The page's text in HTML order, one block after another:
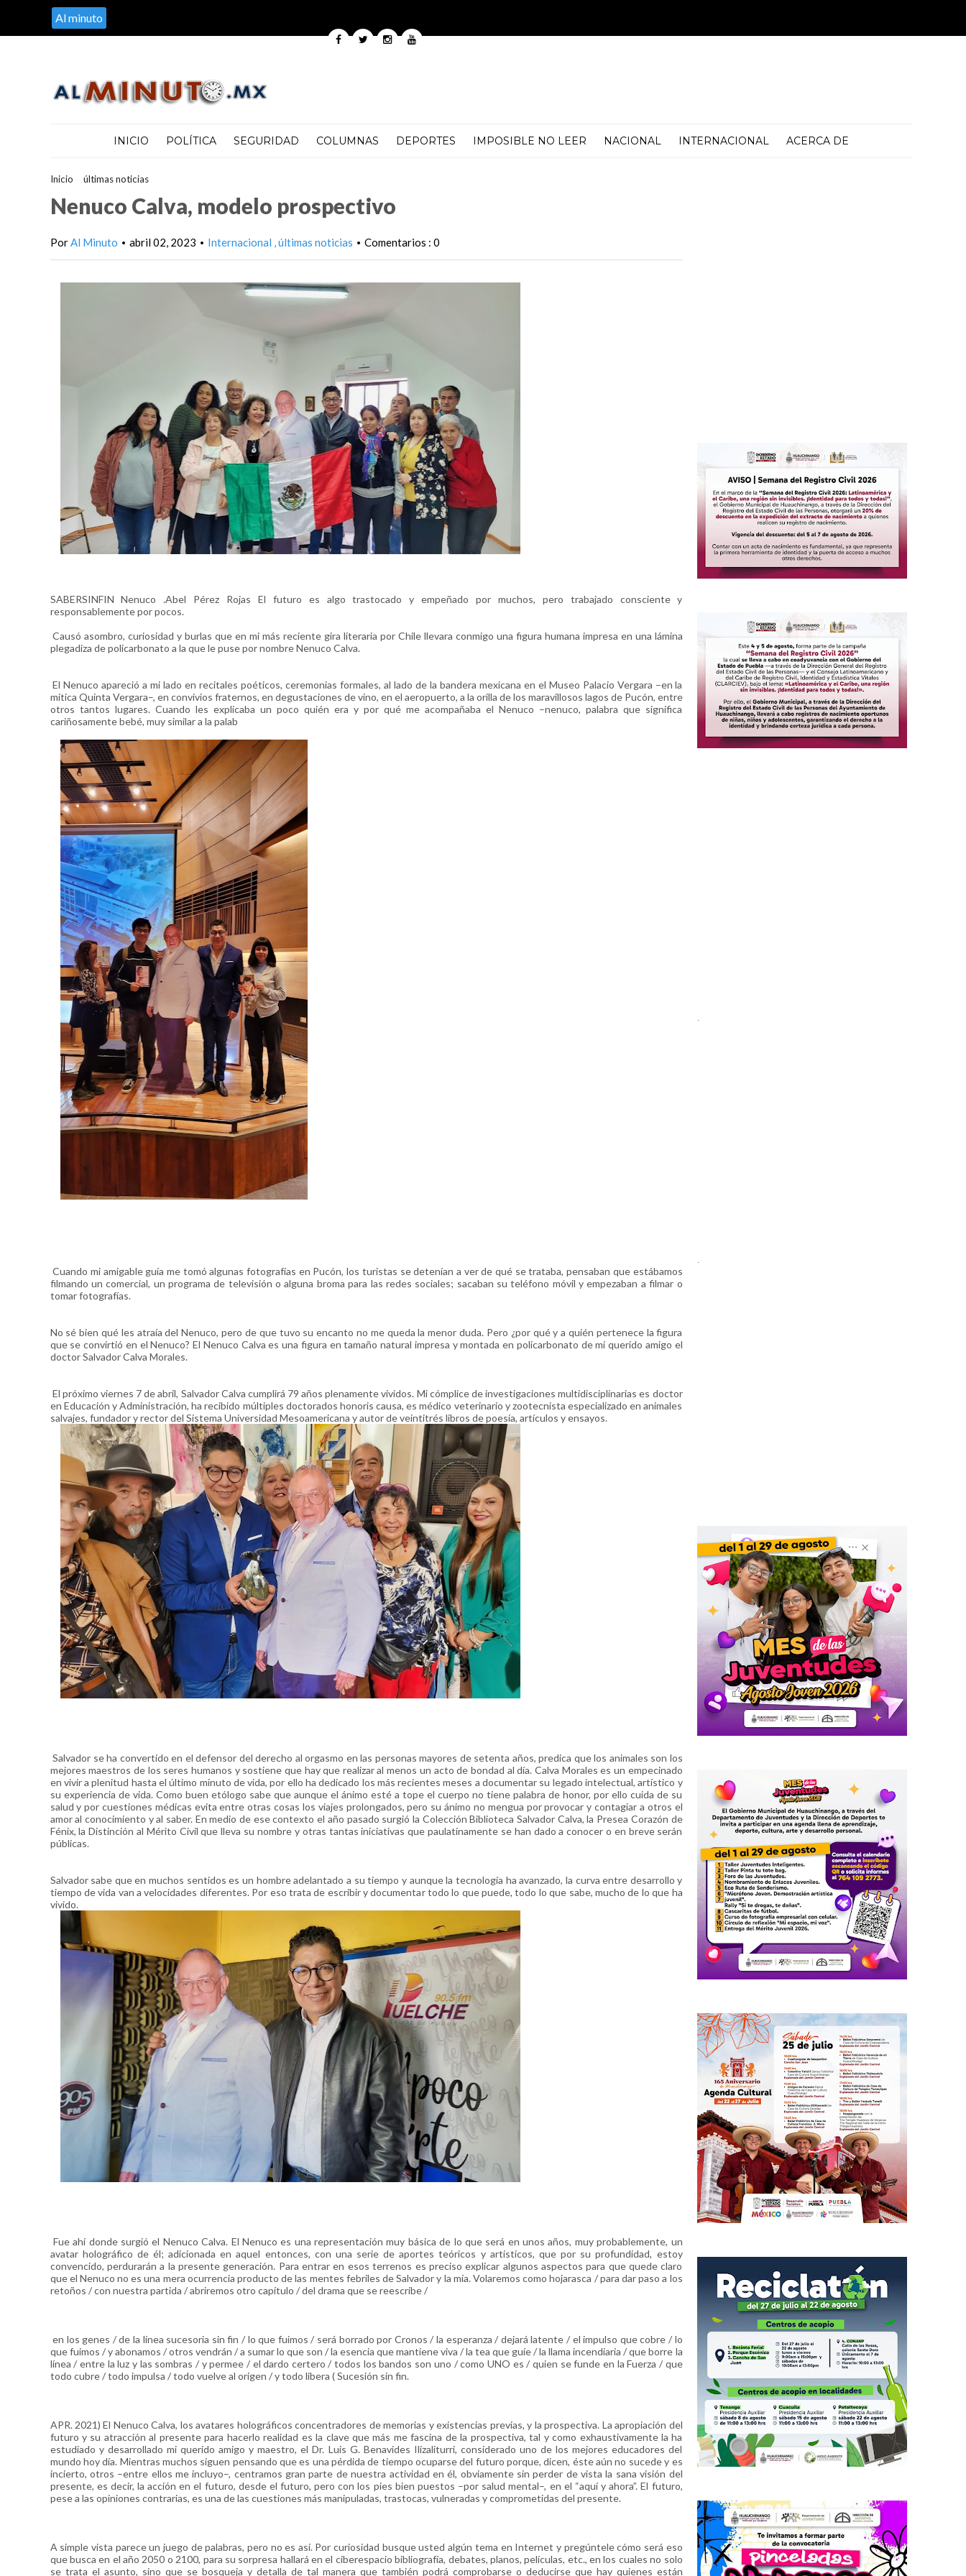
Al minuto
INICIO POLÍTICA SEGURIDAD COLUMNAS DEPORTES IMPOSIBLE NO LEER NACIONAL INTERNACIONAL ACERCA DE
Inicio últimas noticias>
Nenuco Calva, modelo prospectivo
PorAl Minuto • abril 02, 2023 • Internacional últimas noticias • Comentarios : 0
SABERSINFIN Nenuco .Abel Pérez Rojas El futuro es algo trastocado y empeñado por muchos, pero trabajado consciente y
responsablemente por pocos.
Causó asombro, curiosidad y burlas que en mi más reciente gira literaria por Chile llevara conmigo una figura humana impresa en una lámina
plegadiza de policarbonato a la que le puse por nombre Nenuco Calva.
El Nenuco apareció a mi lado en recitales poéticos, ceremonias formales, al lado de la bandera mexicana en el Museo Palacio Vergara –en la
mítica Quinta Vergara–, en convivios fraternos, en degustaciones de vino, en el aeropuerto, a la orilla de los maravillosos lagos de Pucón, entre
otros tantos lugares. Cuando les explicaba un poco quién era y por qué me acompañaba el Nenuco –nenuco, palabra que significa
cariñosamente bebé, muy similar a la palab
Cuando mi amigable guía me tomó algunas fotografías en Pucón, los turistas se detenían a ver de qué se trataba, pensaban que estábamos
filmando un comercial, un programa de televisión o alguna broma para las redes sociales; sacaban su teléfono móvil y empezaban a filmar o
tomar fotografías.
No sé bien qué les atraía del Nenuco, pero de que tuvo su encanto no me queda la menor duda. Pero ¿por qué y a quién pertenece la figura
que se convirtió en el Nenuco? El Nenuco Calva es una figura en tamaño natural impresa y montada en policarbonato de mi querido amigo el
doctor Salvador Calva Morales.
El próximo viernes 7 de abril, Salvador Calva cumplirá 79 años plenamente vividos. Mi cómplice de investigaciones multidisciplinarias es doctor
en Educación y Administración, ha recibido múltiples doctorados honoris causa, es médico veterinario y zootecnista especializado en animales
salvajes, fundador y rector del Sistema Universidad Mesoamericana y autor de veintitrés libros de poesía, artículos y ensayos.
Salvador se ha convertido en el defensor del derecho al orgasmo en las personas mayores de setenta años, predica que los animales son los
mejores maestros de los seres humanos y sostiene que hay que realizar al menos un acto de bondad al día. Calva Morales es un empecinado
en vivir a plenitud hasta el último minuto de vida, por ello ha dedicado los más recientes meses a documentar su legado intelectual, artístico y
su experiencia de vida. Como buen etólogo sabe que aunque el ánimo esté a tope el cuerpo no tiene palabra de honor, por ello cuida de su
salud y por cuestiones médicas evita entre otras cosas los viajes prolongados, pero su ánimo no mengua por provocar y contagiar a otros el
amor al conocimiento y al saber. En medio de ese contexto el año pasado surgió la Colección Biblioteca Salvador Calva, la Presea Corazón de
Fénix, la Distinción al Mérito Civil que lleva su nombre y otras tantas iniciativas que paulatinamente se han dado a conocer o en breve serán
públicas.
Salvador sabe que en muchos sentidos es un hombre adelantado a su tiempo y aunque la tecnología ha avanzado, la curva entre desarrollo y
tiempo de vida van a velocidades diferentes. Por eso trata de escribir y documentar todo lo que puede, todo lo que sabe, mucho de lo que ha
vivido.
Fue ahí donde surgió el Nenuco Calva. El Nenuco es una representación muy básica de lo que será en unos años, muy probablemente, un
avatar holográfico de él; adicionada en aquel entonces, con una serie de aportes teóricos y artísticos, que por su profundidad, estoy
convencido, perdurarán a la presente generación. Para entrar en esos terrenos es preciso explicar algunos aspectos para que quede claro
que el Nenuco no es una mera ocurrencia producto de las mentes febriles de Salvador y la mía. Volaremos como hojarasca / para dar paso a los
retoños / con nuestra partida / abriremos otro capítulo / del drama que se reescribe /
en los genes / de la línea sucesoria sin fin / lo que fuimos / será borrado por Cronos / la esperanza / dejará latente / el impulso que cobre / lo
que fuimos / y abonamos / otros vendrán / a sumar lo que son / la esencia que mantiene viva / la tea que guíe / la llama incendiaria / que borre la
línea / entre la luz y las sombras / y permee / el dardo certero / todos los bandos son uno / como UNO es / quien se funde en la Fuerza / que
todo cubre / todo impulsa / todo vuelve al origen / y todo libera ( Sucesión sin fin.
APR. 2021) El Nenuco Calva, los avatares holográficos concentradores de memorias y existencias previas, y la prospectiva. La apropiación del
futuro y su atracción al presente para hacerlo realidad es la clave que más me fascina de la prospectiva, tal y como exhaustivamente la ha
estudiado y desarrollado mi querido amigo y maestro, el Dr. Luis G. Benavides Ilizaliturri, considerado uno de los mejores educadores del
mundo hoy día. Mientras muchos siguen pensando que es una pérdida de tiempo ocuparse del futuro porque, dicen, éste aún no sucede y es
incierto, otros –entre ellos me incluyo–, centramos gran parte de nuestra actividad en él, obviamente sin perder de vista la sana visión del
presente, es decir, la acción en el futuro, desde el futuro, pero con los pies bien puestos –por salud mental–, en el “aquí y ahora”. El futuro,
pese a las opiniones contrarias, es una de las cuestiones más manipuladas, trastocas, vulneradas y comprometidas del presente.
A simple vista parece un juego de palabras, pero no es así. Por curiosidad busque usted algún tema en Internet y pregúntele cómo será eso
que busca en el año 2050 o 2100, para su sorpresa hallará en el ciberespacio bibliografía, debates, planos, películas, etc., en los cuales no solo
se trata el asunto, sino que se bosqueja y detalla de tal manera que también podrá comprobarse o deducirse que hay quienes están
.
.